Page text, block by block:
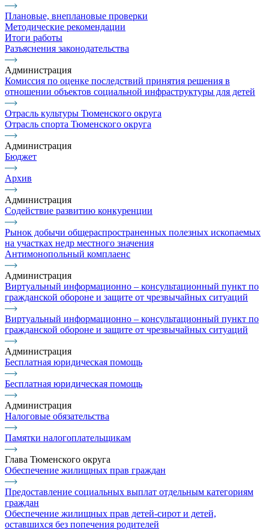
Плановые, внеплановые проверки
Методические рекомендации
Итоги работы
Разъяснения законодательства
Администрация
Комиссия по оценке последствий принятия решения в
отношении объектов социальной инфраструктуры для детей
Отрасль культуры Тюменского округа
Отрасль спорта Тюменского округа
Администрация
Бюджет
Архив
Администрация
Содействие развитию конкуренции
Рынок добычи общераспространенных полезных ископаемых
на участках недр местного значения
Антимонопольный комплаенс
Администрация
Виртуальный информационно – консультационный пункт по
гражданской обороне и защите от чрезвычайных ситуаций
Виртуальный информационно – консультационный пункт по
гражданской обороне и защите от чрезвычайных ситуаций
Администрация
Бесплатная юридическая помощь
Бесплатная юридическая помощь
Администрация
Налоговые обязательства
Памятки налогоплательщикам
Глава Тюменского округа
Обеспечение жилищных прав граждан
Предоставление социальных выплат отдельным категориям
граждан
Обеспечение жилищных прав детей-сирот и детей,
оставшихся без попечения родителей